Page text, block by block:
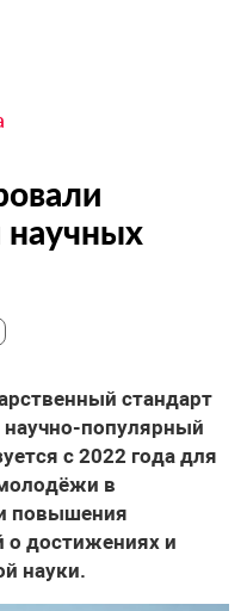
научных
стандарт
популярный
с 2022 года для
в
повышения
достижениях и
науки.